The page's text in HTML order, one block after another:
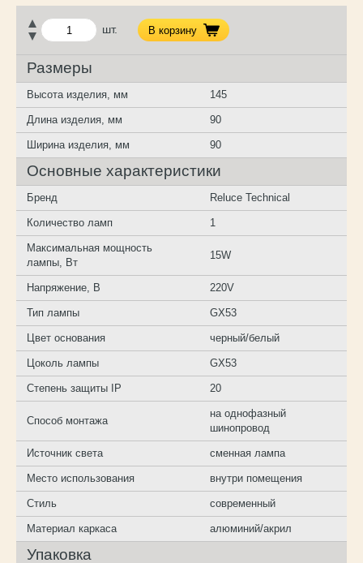
шт. В корзину
Размеры
Высота изделия, мм 145
Длина изделия, мм 90
Ширина изделия, мм 90
Основные характеристики
Бренд Reluce Technical
Количество ламп 1
Максимальная мощность
лампы, Вт
15W
Напряжение, В 220V
Тип лампы GX53
Цвет основания черный/белый
Цоколь лампы GX53
Степень защиты IP 20
Способ монтажа
на однофазный
шинопровод
Источник света сменная лампа
Место использования внутри помещения
Стиль современный
Материал каркаса алюминий/акрил
Упаковка